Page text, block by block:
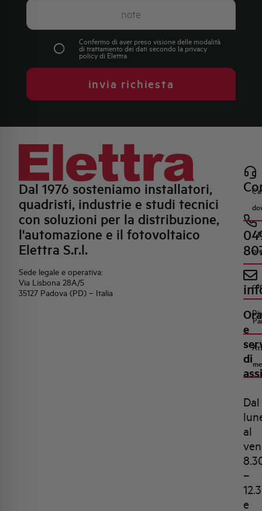
Confermo di aver preso visione delle modalità
di trattamento dei dati secondo la privacy
policydi Elettra
invia richiesta
Dal 1976 sosteniamo installatori,
quadristi, industrie e studi tecnici
con soluzioni per la distribuzione,
l'automazione e il fotovoltaico
Elettra S.r.l.
Sede legale e operativa:
Via Lisbona 28A/5
35127 Padova (PD) – Italia
e
di
Dal
al
–
e